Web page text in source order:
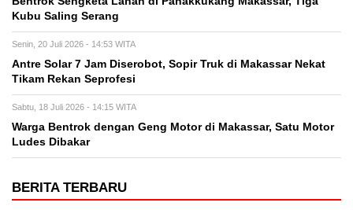
Kubu Saling Serang
Senin, 20 Juli 2026 - 14:53 WITA
Antre Solar 7 Jam Diserobot, Sopir Truk di Makassar Nekat
Tikam Rekan Seprofesi
Sabtu, 18 Juli 2026 - 14:15 WITA
Warga Bentrok dengan Geng Motor di Makassar, Satu Motor
Ludes Dibakar
BERITA TERBARU